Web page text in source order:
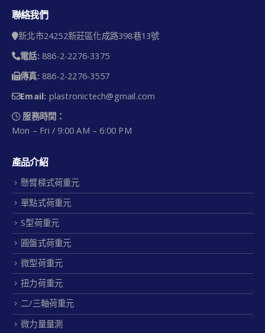
聯絡我們
新北市24252新莊區化成路398巷13號
電話: 886-2-2276-3375
傳真: 886-2-2276-3557
Email: plastronictech@gmail.com
服務時間：
Mon – Fri / 9:00 AM – 6:00 PM
產品介紹
懸臂樑式荷重元
單點式荷重元
S型荷重元
圓盤式荷重元
微型荷重元
扭力荷重元
二/三軸荷重元
微力量量測